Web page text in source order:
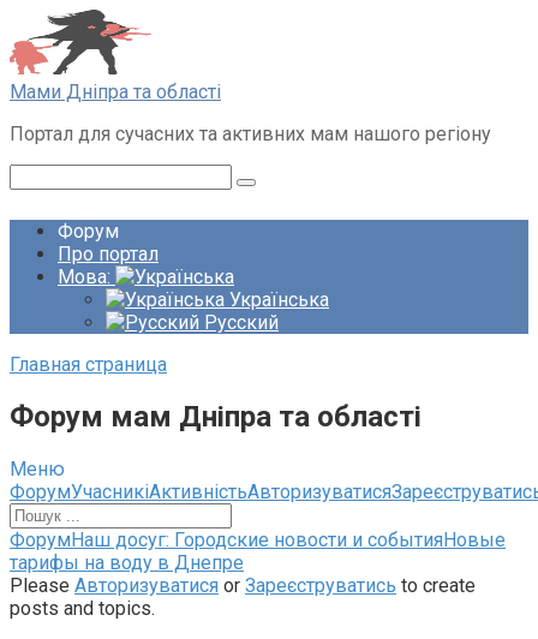
Перейти
до
вмісту
Мами Дніпра та області
Портал для сучасних та активних мам нашого регіону
Форум
Про портал
Мова:
Українська
Русский
Главная страница
Форум мам Дніпра та області
Меню
Навігація
по
форуму
ФорумУчасникіАктивністьАвторизуватися
Навігаційна
стежка
форуму
–
ФорумНаш досуг: Городские новости и событияНовые
тарифы на воду в Днепре
Please Авторизуватися or Зареєструватись to create
posts and topics.